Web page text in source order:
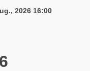
2026 16:00